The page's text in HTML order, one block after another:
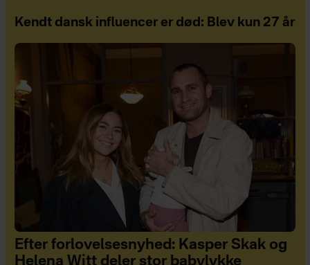
Kendt dansk influencer er død: Blev kun 27 år
Efter forlovelsesnyhed: Kasper Skak og
Helena Witt deler stor babylykke